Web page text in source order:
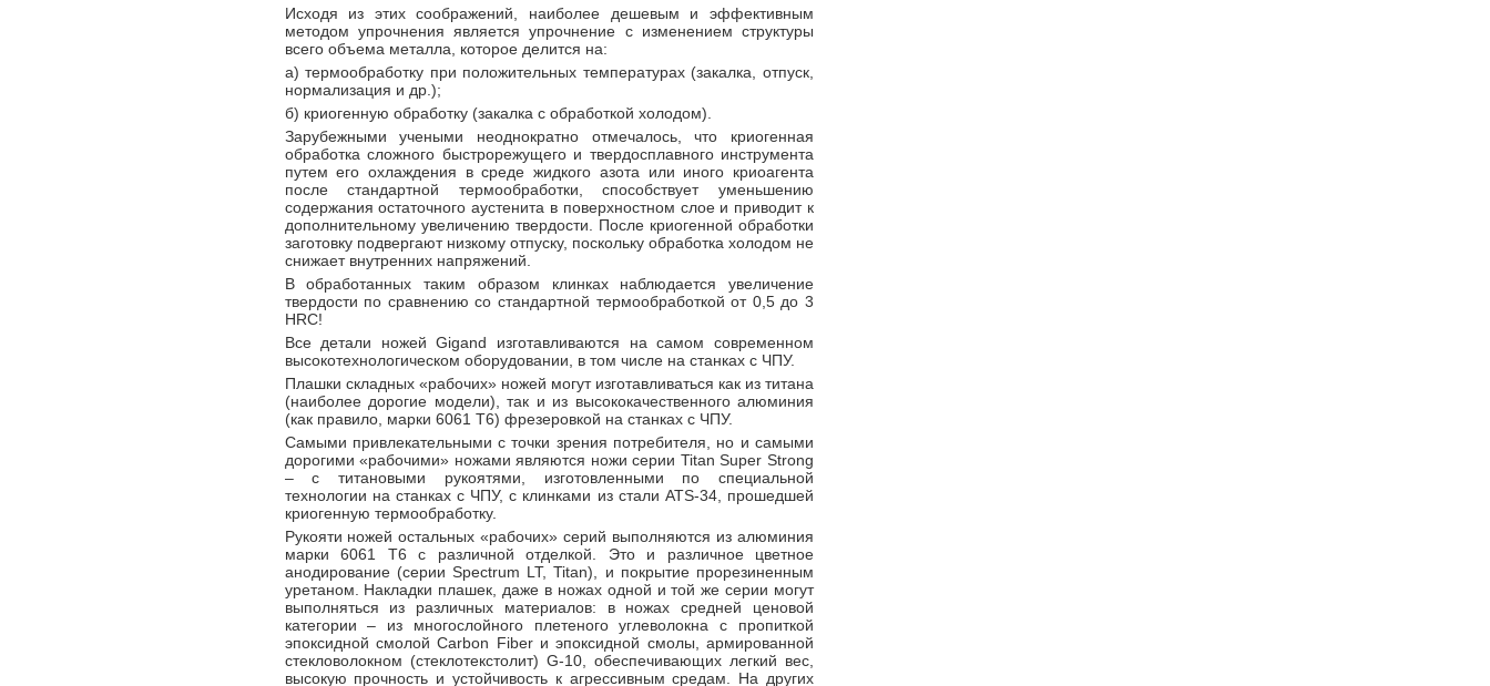
Исходя из этих соображений, наиболее дешевым и эффективным
методом упрочнения является упрочнение с изменением структуры
всего объема металла, которое делится на:
а) термообработку при положительных температурах (закалка, отпуск,
нормализация и др.);
б) криогенную обработку (закалка с обработкой холодом).
Зарубежными учеными неоднократно отмечалось, что криогенная
обработка сложного быстрорежущего и твердосплавного инструмента
путем его охлаждения в среде жидкого азота или иного криоагента
после стандартной термообработки, способствует уменьшению
содержания остаточного аустенита в поверхностном слое и приводит к
дополнительному увеличению твердости. После криогенной обработки
заготовку подвергают низкому отпуску, поскольку обработка холодом не
снижает внутренних напряжений.
В обработанных таким образом клинках наблюдается увеличение
твердости по сравнению со стандартной термообработкой от 0,5 до 3
HRC!
Все детали ножей Gigand изготавливаются на самом современном
высокотехнологическом оборудовании, в том числе на станках с ЧПУ.
Плашки складных «рабочих» ножей могут изготавливаться как из титана
(наиболее дорогие модели), так и из высококачественного алюминия
(как правило, марки 6061 T6) фрезеровкой на станках с ЧПУ.
Самыми привлекательными с точки зрения потребителя, но и самыми
дорогими «рабочими» ножами являются ножи серии Titan Super Strong
– с титановыми рукоятями, изготовленными по специальной
технологии на станках с ЧПУ, с клинками из стали ATS-34, прошедшей
криогенную термообработку.
Рукояти ножей остальных «рабочих» серий выполняются из алюминия
марки 6061 Т6 с различной отделкой. Это и различное цветное
анодирование (серии Spectrum LT, Titan), и покрытие прорезиненным
уретаном. Накладки плашек, даже в ножах одной и той же серии могут
выполняться из различных материалов: в ножах средней ценовой
категории – из многослойного плетеного углеволокна с пропиткой
эпоксидной смолой Carbon Fiber и эпоксидной смолы, армированной
стекловолокном (стеклотекстолит) G-10, обеспечивающих легкий вес,
высокую прочность и устойчивость к агрессивным средам. На других